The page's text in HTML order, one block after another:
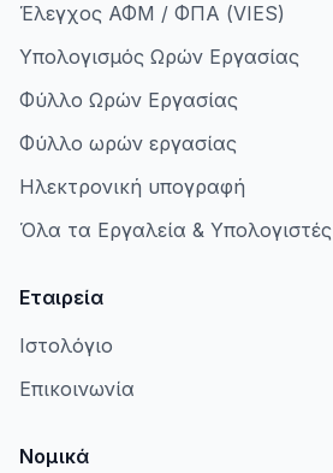
Έλεγχος ΑΦΜ / ΦΠΑ (VIES)
Υπολογισμός Ωρών Εργασίας
Φύλλο Ωρών Εργασίας
Φύλλο ωρών εργασίας
Ηλεκτρονική υπογραφή
Όλα τα Εργαλεία & Υπολογιστές
Εταιρεία
Ιστολόγιο
Επικοινωνία
Νομικά